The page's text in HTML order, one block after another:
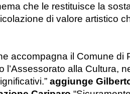
che le restituisce la
di valore artistico
accompagna il Comune di
l’Assessorato alla Cultura,
aggiunge